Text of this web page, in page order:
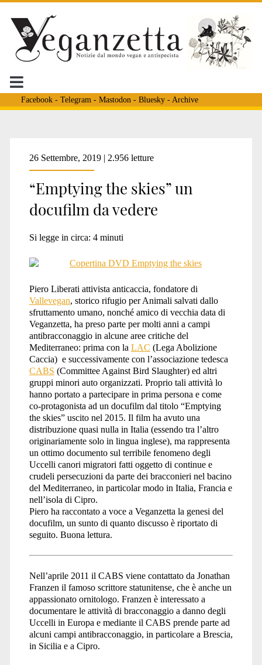
Facebook- Telegram - Mastodon - Bluesky- Archive
Tag:
<span>David
Conlin</span>
26 Settembre, 2019 | 2.956 letture
“Emptying the skies” un
docufilm da vedere
Si legge in circa: 4 minuti
Piero Liberati attivista anticaccia, fondatore di
Vallevegan, storico rifugio per Animali salvati dallo
sfruttamento umano, nonché amico di vecchia data di
Veganzetta, ha preso parte per molti anni a campi
antibracconaggio in alcune aree critiche del
Mediterraneo: prima con la LAC (Lega Abolizione
Caccia) e successivamente con l’associazione tedesca
CABS (Committee Against Bird Slaughter) ed altri
gruppi minori auto organizzati. Proprio tali attività lo
hanno portato a partecipare in prima persona e come
co-protagonista ad un docufilm dal titolo “Emptying
the skies” uscito nel 2015. Il film ha avuto una
distribuzione quasi nulla in Italia (essendo tra l’altro
originariamente solo in lingua inglese), ma rappresenta
un ottimo documento sul terribile fenomeno degli
Uccelli canori migratori fatti oggetto di continue e
crudeli persecuzioni da parte dei bracconieri nel bacino
del Mediterraneo, in particolar modo in Italia, Francia e
nell’isola di Cipro.
Piero ha raccontato a voce a Veganzetta la genesi del
docufilm, un sunto di quanto discusso è riportato di
seguito. Buona lettura.
Nell’aprile 2011 il CABS viene contattato da Jonathan
Franzen il famoso scrittore statunitense, che è anche un
appassionato ornitologo. Franzen è interessato a
documentare le attività di bracconaggio a danno degli
Uccelli in Europa e mediante il CABS prende parte ad
alcuni campi antibracconaggio, in particolare a Brescia,
in Sicilia e a Cipro.